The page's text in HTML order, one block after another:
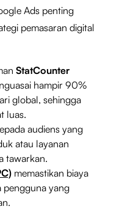
Ads penting
pemasaran digital
StatCounter
hampir 90%
global, sehingga
luas.
audiens yang
atau layanan
tawarkan.
memastikan biaya
pengguna yang